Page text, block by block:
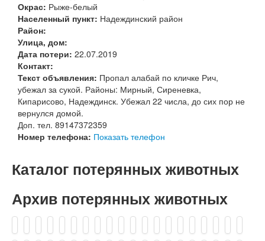
Окрас: Рыже-белый
Населенный пункт: Надеждинский район
Район:
Улица, дом:
Дата потери: 22.07.2019
Контакт:
Текст объявления: Пропал алабай по кличке Рич,
убежал за сукой. Районы: Мирный, Сиреневка,
Кипарисово, Надеждинск. Убежал 22 числа, до сих пор не
вернулся домой.
Доп. тел. 89147372359
Номер телефона: Показать телефон
Каталог потерянных животных
Архив потерянных животных